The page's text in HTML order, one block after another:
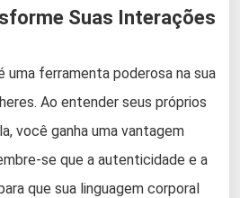
Suas Interações
uma ferramenta poderosa na sua
Ao entender seus próprios
você ganha uma vantagem
se que a autenticidade e a
que sua linguagem corporal